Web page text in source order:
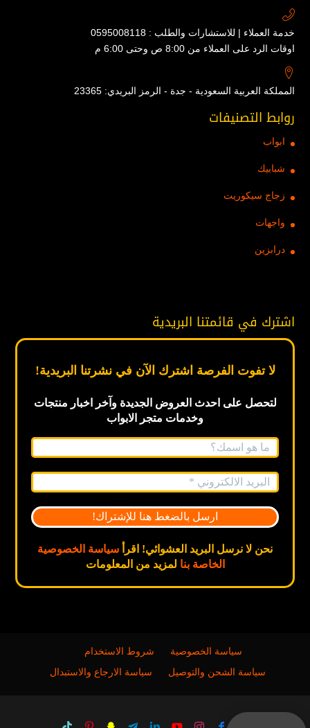
خدمة العملاء | للاستشارات والطلب : 0595008118
اوقات الرد على العملاء من 8:00 ص وحتى 6:00 م
المملكة العربية السعودية - جدة - الرمز البريدي: 23365
روابط التصنيفات
ابواب
شبابيك
زجاج سيكوريت
واجهات
درابزين
اشترك في قائمتنا البريدية
لا تفوت الفرصة اشترك الآن في نشرتنا البريدية!
لتحصل على احدث العروض الجديدةوآخر اخبار منتجات
وخدمات متجر الابواب
نحن لا نرسل البريد العشوائي! اقرأ سياسة الخصوصية
الخاصة بنا لمزيد من المعلومات
سياسة الخصوصية
شروط الاستخدام
سياسة الشحن والتوصيل
سياسة الارجاع والاستبدال